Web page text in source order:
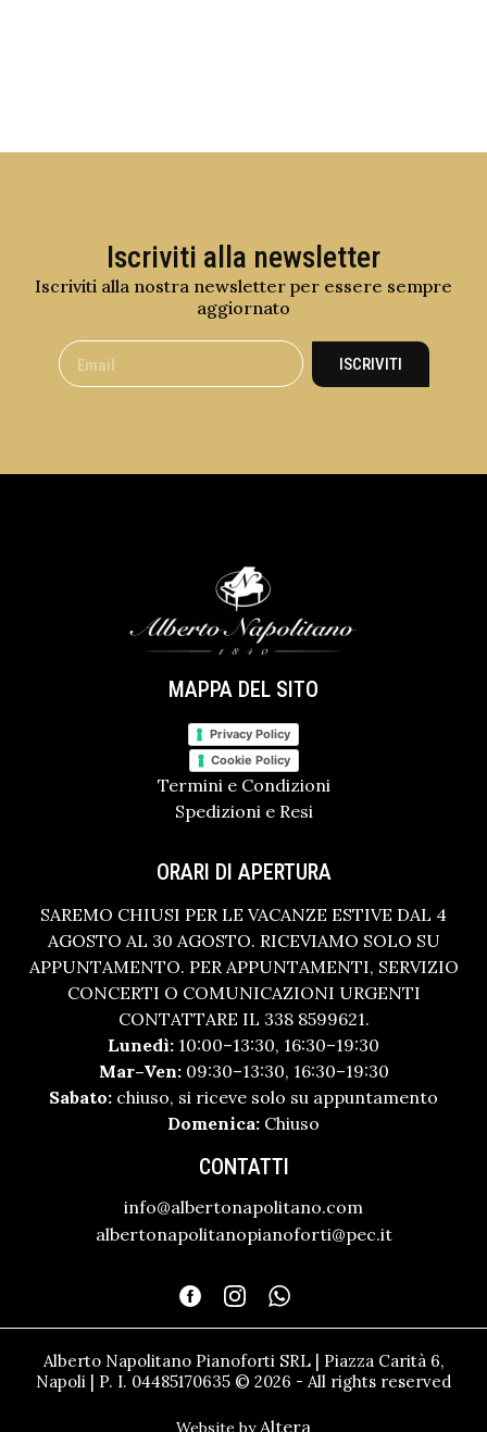
Iscriviti alla newsletter
Iscriviti alla nostra newsletter per essere sempre
aggiornato
ISCRIVITI
MAPPA DEL SITO
Privacy Policy
Cookie Policy
Termini e Condizioni
Spedizioni e Resi
ORARI DI APERTURA
SAREMO CHIUSI PER LE VACANZE ESTIVE DAL 4
AGOSTO AL 30 AGOSTO. RICEVIAMO SOLO SU
APPUNTAMENTO. PER APPUNTAMENTI, SERVIZIO
CONCERTI O COMUNICAZIONI URGENTI
CONTATTARE IL 338 8599621.
Lunedì: 10:00–13:30, 16:30–19:30
Mar–Ven:09:30–13:30, 16:30–19:30
Sabato: chiuso, si riceve solo su appuntamento
Domenica: Chiuso
CONTATTI
info@albertonapolitano.com
albertonapolitanopianoforti@pec.it
Alberto Napolitano Pianoforti SRL | Piazza Carità 6,
Napoli | P. I. 04485170635 © 2026 - All rights reserved
Altera